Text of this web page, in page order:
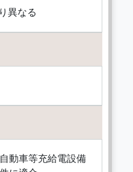
異なる
動車等充給電設備